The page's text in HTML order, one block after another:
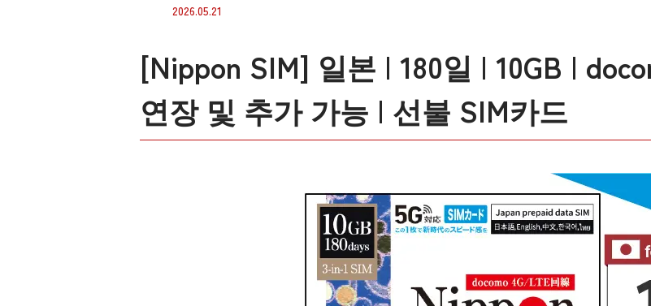
2026.05.21
[Nippon SIM] 일본 | 180일 | 10GB |
연장 및 추가 가능 | 선불 SIM카드